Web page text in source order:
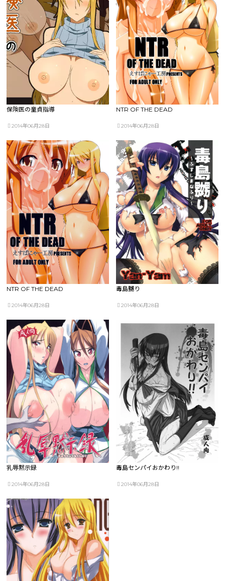
保険医の童貞指導
2014年06月28日
NTR OF THE DEAD
2014年06月28日
NTR OF THE DEAD
2014年06月28日
毒島嬲り
2014年06月28日
乳辱黙示録
2014年06月28日
毒島センパイおかわり!!
2014年06月28日